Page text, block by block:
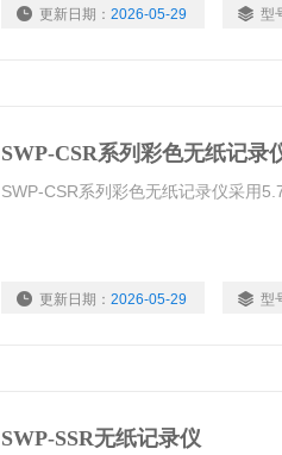
更新日期： 2026-05-29 型
SWP-CSR系列彩色无纸记录
SWP-CSR系列彩色无纸记录仪采用
更新日期： 2026-05-29 型
SWP-SSR无纸记录仪